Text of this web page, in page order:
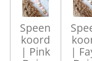
Speen
koord
| Pink
|